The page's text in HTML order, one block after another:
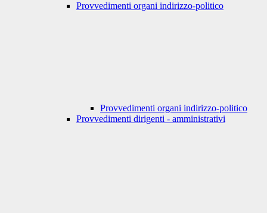
Provvedimenti organi indirizzo-politico
Provvedimenti organi indirizzo-politico
Provvedimenti dirigenti - amministrativi